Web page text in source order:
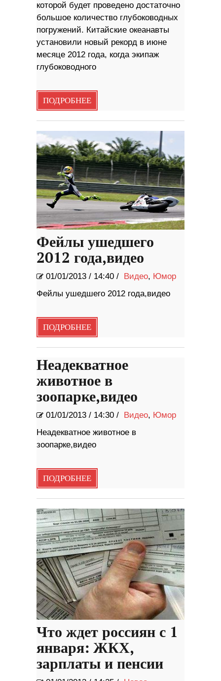
которой будет проведено достаточно
большое количество глубоководных
погружений. Китайские океанавты
установили новый рекорд в июне
месяце 2012 года, когда экипаж
глубоководного
ПОДРОБНЕЕ
Фейлы ушедшего
2012 года,видео
01/01/2013 / 14:40 / Видео, Юмор
Фейлы ушедшего 2012 года,видео
ПОДРОБНЕЕ
Неадекватное
животное в
зоопарке,видео
01/01/2013 / 14:30 / Видео, Юмор
Неадекватное животное в
зоопарке,видео
ПОДРОБНЕЕ
Что ждет россиян с 1
января: ЖКХ,
зарплаты и пенсии